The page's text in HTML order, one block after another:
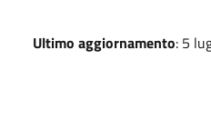
Ultimo aggiornamento: 5